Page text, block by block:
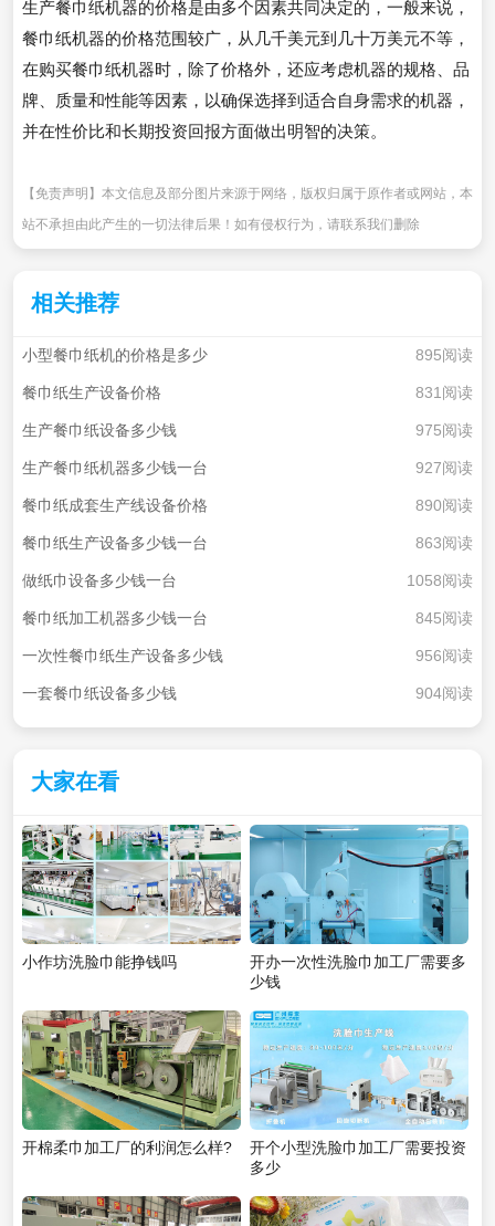
生产餐巾纸机器的价格是由多个因素共同决定的，一般来说，
餐巾纸机器的价格范围较广，从几千美元到几十万美元不等，
在购买餐巾纸机器时，除了价格外，还应考虑机器的规格、品
牌、质量和性能等因素，以确保选择到适合自身需求的机器，
并在性价比和长期投资回报方面做出明智的决策。
【免责声明】本文信息及部分图片来源于网络，版权归属于原作者或网站，本
站不承担由此产生的一切法律后果！如有侵权行为，请联系我们删除
相关推荐
小型餐巾纸机的价格是多少 895阅读
餐巾纸生产设备价格 831阅读
生产餐巾纸设备多少钱 975阅读
生产餐巾纸机器多少钱一台 927阅读
餐巾纸成套生产线设备价格 890阅读
餐巾纸生产设备多少钱一台 863阅读
做纸巾设备多少钱一台 1058阅读
餐巾纸加工机器多少钱一台 845阅读
一次性餐巾纸生产设备多少钱 956阅读
一套餐巾纸设备多少钱 904阅读
大家在看
小作坊洗脸巾能挣钱吗
开办一次性洗脸巾加工厂需要多
少钱
开棉柔巾加工厂的利润怎么样?
开个小型洗脸巾加工厂需要投资
多少